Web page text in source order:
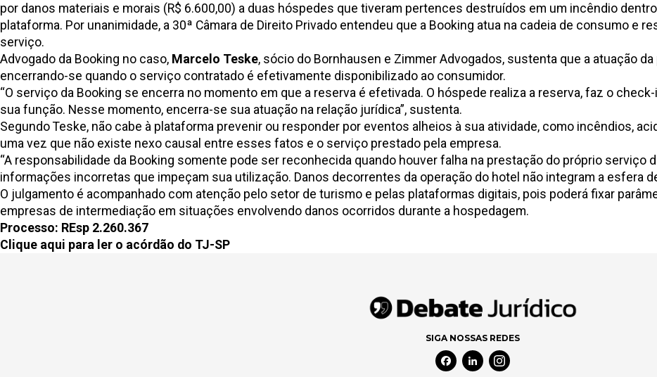
por danos materiais e morais (R$ 6.600,00) a duas hóspedes que tiveram pertences destruídos em um incêndio
plataforma. Por unanimidade, a 30ª Câmara de Direito Privado entendeu que a Booking atua na cadeia de consumo e
serviço.
Advogado da Booking no caso, Marcelo Teske, sócio do Bornhausen e Zimmer Advogados, sustenta que a atuação
encerrando-se quando o serviço contratado é efetivamente disponibilizado ao consumidor.
“O serviço da Booking se encerra no momento em que a reserva é efetivada. O hóspede realiza a reserva, faz o
sua função. Nesse momento, encerra-se sua atuação na relação jurídica”, sustenta.
Segundo Teske, não cabe à plataforma prevenir ou responder por eventos alheios à sua atividade, como incêndios,
uma vez que não existe nexo causal entre esses fatos e o serviço prestado pela empresa.
“A responsabilidade da Booking somente pode ser reconhecida quando houver falha na prestação do próprio serviço
informações incorretas que impeçam sua utilização. Danos decorrentes da operação do hotel não integram a esfera
O julgamento é acompanhado com atenção pelo setor de turismo e pelas plataformas digitais, pois poderá fixar
empresas de intermediação em situações envolvendo danos ocorridos durante a hospedagem.
Processo: REsp 2.260.367
Clique aqui para ler o acórdão do TJ-SP
SIGA NOSSAS REDES
Facebook Social Media
Linkedin Social Media
Instagram Social Media